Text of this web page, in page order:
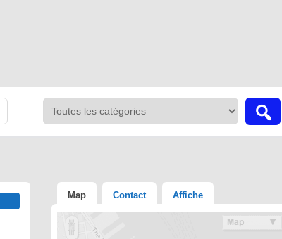
Map Contact Affiche